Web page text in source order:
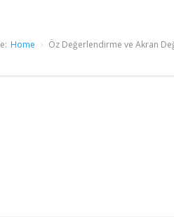
Home Öz Değerlendirme ve Akran